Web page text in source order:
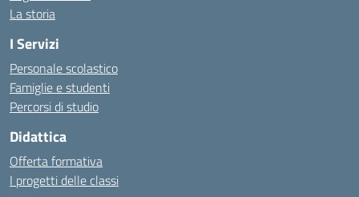
La storia
I Servizi
Personale scolastico
Famiglie e studenti
Percorsi di studio
Didattica
Offerta formativa
I progetti delle classi